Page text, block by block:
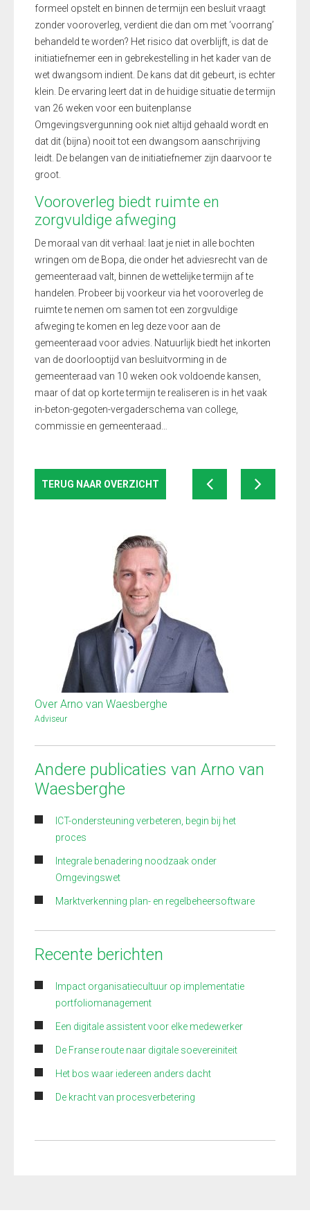
formeel opstelt en binnen de termijn een besluit vraagt
zonder vooroverleg, verdient die dan om met ‘voorrang’
behandeld te worden? Het risico dat overblijft, is dat de
initiatiefnemer een in gebrekestelling in het kader van de
wet dwangsom indient. De kans dat dit gebeurt, is echter
klein. De ervaring leert dat in de huidige situatie de termijn
van 26 weken voor een buitenplanse
Omgevingsvergunning ook niet altijd gehaald wordt en
dat dit (bijna) nooit tot een dwangsom aanschrijving
leidt. De belangen van de initiatiefnemer zijn daarvoor te
groot.
Vooroverleg biedt ruimte en
zorgvuldige afweging
De moraal van dit verhaal: laat je niet in alle bochten
wringen om de Bopa, die onder het adviesrecht van de
gemeenteraad valt, binnen de wettelijke termijn af te
handelen. Probeer bij voorkeur via het vooroverleg de
ruimte te nemen om samen tot een zorgvuldige
afweging te komen en leg deze voor aan de
gemeenteraad voor advies. Natuurlijk biedt het inkorten
van de doorlooptijd van besluitvorming in de
gemeenteraad van 10 weken ook voldoende kansen,
maar of dat op korte termijn te realiseren is in het vaak
in-beton-gegoten-vergaderschema van college,
commissie en gemeenteraad…
TERUG NAAR OVERZICHT
Over Arno van Waesberghe
Adviseur
Andere publicaties van Arno van
Waesberghe
ICT-ondersteuning verbeteren, begin bij het
proces
Integrale benadering noodzaak onder
Omgevingswet
Marktverkenning plan- en regelbeheersoftware
Recente berichten
Impact organisatiecultuur op implementatie
portfoliomanagement
Een digitale assistent voor elke medewerker
De Franse route naar digitale soevereiniteit
Het bos waar iedereen anders dacht
De kracht van procesverbetering